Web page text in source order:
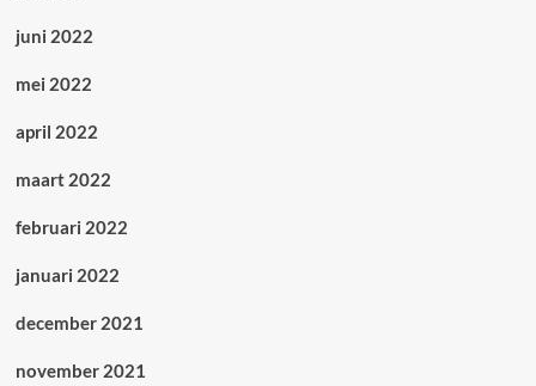
juni 2022
mei 2022
april 2022
maart 2022
februari 2022
januari 2022
december 2021
november 2021